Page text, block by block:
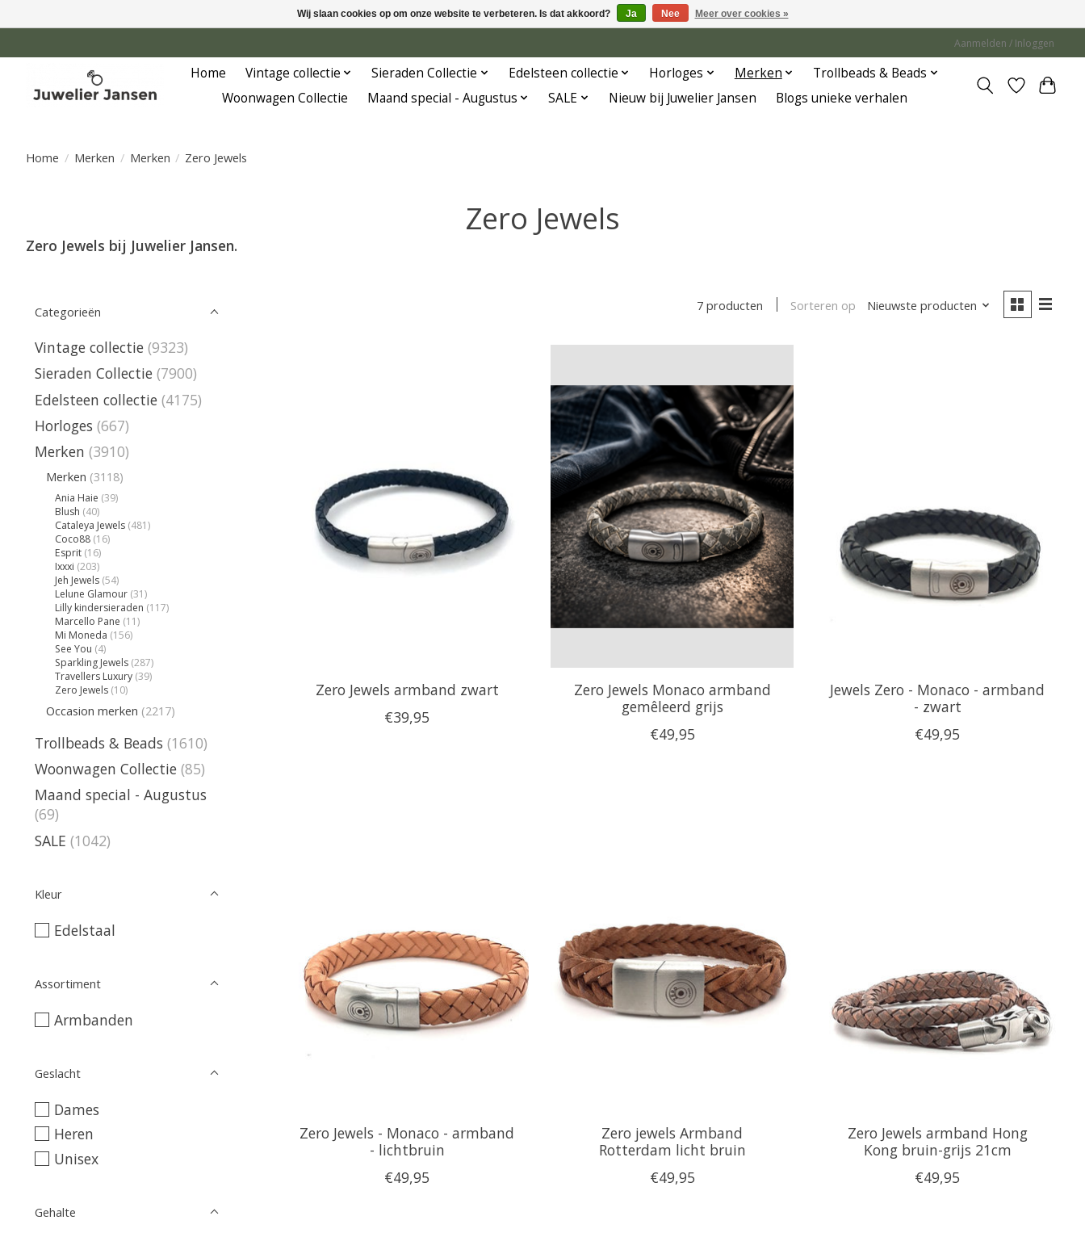
Aanmelden / Inloggen
Home Vintage collectie Sieraden Collectie Edelsteen collectie Horloges Merken
Trollbeads & Beads
Woonwagen Collectie
Maand special - Augustus SALE Nieuw bij Juwelier Jansen Blogs unieke verhalen
Home / Merken / Merken / Zero Jewels
Zero Jewels
Zero Jewels bij Juwelier Jansen.
Categorieën
Vintage collectie (9323)
Sieraden Collectie (7900)
Edelsteen collectie (4175)
Horloges (667)
Merken (3910)
Merken (3118)
Ania Haie (39)
Blush (40)
Cataleya Jewels (481)
Coco88 (16)
Esprit (16)
Ixxxi (203)
Jeh Jewels (54)
Lelune Glamour (31)
Lilly kindersieraden (117)
Marcello Pane (11)
Mi Moneda (156)
See You (4)
Sparkling Jewels (287)
Travellers Luxury (39)
Zero Jewels (10)
Occasion merken (2217)
Trollbeads & Beads (1610)
Woonwagen Collectie (85)
Maand special - Augustus
(69)
SALE (1042)
Kleur
Edelstaal
Assortiment
Armbanden
Geslacht
Dames
Heren
Unisex
Gehalte
7 producten Sorteren op Nieuwste producten
Zero Jewels armband zwart
€39,95
Zero Jewels Monaco armband
gemêleerd grijs
€49,95
Jewels Zero - Monaco - armband
- zwart
€49,95
Zero Jewels - Monaco - armband
- lichtbruin
€49,95
Zero jewels Armband
Rotterdam licht bruin
€49,95
Zero Jewels armband Hong
Kong bruin-grijs 21cm
€49,95
Wij slaan cookies op om onze website te verbeteren. Is dat akkoord? Ja Nee Meer over cookies »